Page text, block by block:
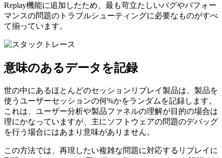
Replay機能に追加したため、最も苛立たしいバグやパフォー
マンスの問題のトラブルシューティングに必要なものがすべ
て揃っています。
意味のあるデータを記録
世の中にあるほとんどのセッションリプレイ製品は、製品を
使うユーザーセッションの何%かをランダムを記録します。
これは、ユーザー分析や製品ファネルの理解が目的の場合は
理にかなっていますが、主にソフトウェアの問題のデバッグ
を行う場合にはあまり意味がありません。
この方法では、再現したい複雑な問題に対応するリプレイに